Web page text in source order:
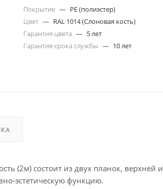
Покрытие — PE (полиэстер)
Цвет — RAL 1014 (Слоновая кость)
Гарантия цвета — 5 лет
Гарантия срока службы — 10 лет
(2м) состоит из двух планок, верхней и
эстетическую функцию.